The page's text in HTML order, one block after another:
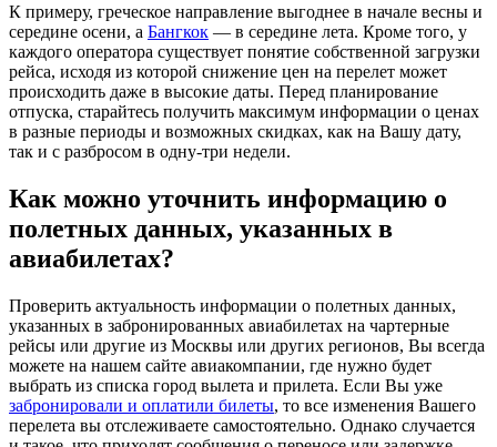
К примеру, греческое направление выгоднее в начале весны и
середине осени, а Бангкок — в середине лета. Кроме того, у
каждого оператора существует понятие собственной загрузки
рейса, исходя из которой снижение цен на перелет может
происходить даже в высокие даты. Перед планирование
отпуска, старайтесь получить максимум информации о ценах
в разные периоды и возможных скидках, как на Вашу дату,
так и с разбросом в одну-три недели.
Как можно уточнить информацию о
полетных данных, указанных в
авиабилетах?
Проверить актуальность информации о полетных данных,
указанных в забронированных авиабилетах на чартерные
рейсы или другие из Москвы или других регионов, Вы всегда
можете на нашем сайте авиакомпании, где нужно будет
выбрать из списка город вылета и прилета. Если Вы уже
забронировали и оплатили билеты, то все изменения Вашего
перелета вы отслеживаете самостоятельно. Однако случается